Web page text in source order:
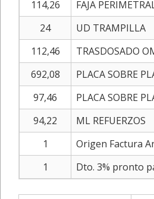
114,26
FAJA
24
UD TRAMPILLA
112,46
TRASDOSADO
692,08
PLACA SOBRE
97,46
PLACA SOBRE
94,22
ML REFUERZOS
1
Origen Factura
1
Dto. 3% pronto